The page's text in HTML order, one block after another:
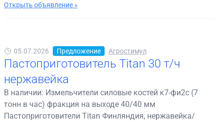
Открыть объявление »
05.07.2026 Предложение Агростимул
Пастоприготовитель Titan 30 т/ч
нержавейка
В наличии: Измельчители силовые костей к7-фи2с (7
тонн в час) фракция на выходе 40/40 мм
Пастоприготовители Titan Финляндия, нержавейка/